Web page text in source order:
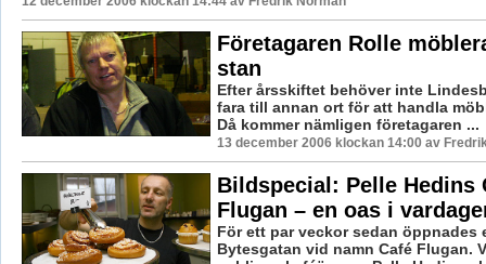
Företagaren Rolle
stan
Efter årsskiftet behöver inte
fara till annan ort för att handla
Då kommer nämligen företagaren ...
13 december 2006 klockan 14:00 av
Bildspecial: Pelle Hedins
Flugan – en oas i
För ett par veckor sedan öppnades
Bytesgatan vid namn Café Flugan.